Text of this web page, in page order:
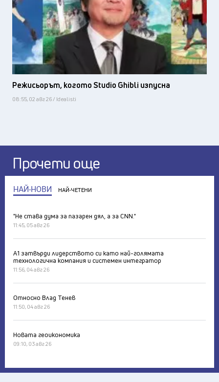
Режисьорът, когото Studio Ghibli изпусна
08:55, 02 авг 26 / Idealisti
Прочети още
НАЙ-НОВИ НАЙ-ЧЕТЕНИ
"Не става дума за пазарен дял, а за CNN."
11:45, 05 авг 26
А1 затвърди лидерството си като най-голямата
технологична компания и системен интегратор
11:56, 04 авг 26
Относно Влад Тенев
11:50, 04 авг 26
Новата геоикономика
09:10, 03 авг 26